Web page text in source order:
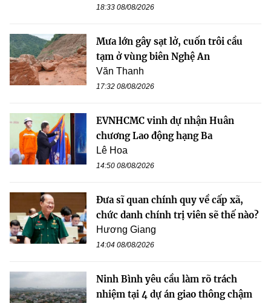
18:33 08/08/2026
Mưa lớn gây sạt lở, cuốn trôi cầu
tạm ở vùng biên Nghệ An
Văn Thanh
17:32 08/08/2026
EVNHCMC vinh dự nhận Huân
chương Lao động hạng Ba
Lê Hoa
14:50 08/08/2026
Đưa sĩ quan chính quy về cấp xã,
chức danh chính trị viên sẽ thế nào?
Hương Giang
14:04 08/08/2026
Ninh Bình yêu cầu làm rõ trách
nhiệm tại 4 dự án giao thông chậm